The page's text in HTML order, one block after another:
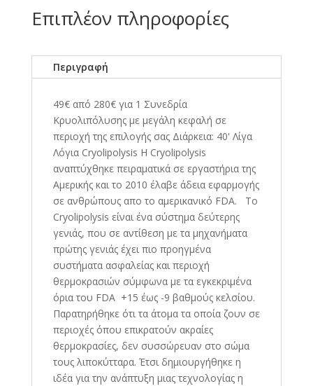
Επιπλέον πληροφορίες
Περιγραφή
49€ από 280€ για 1 Συνεδρία
Κρυολιπόλυσης με μεγάλη κεφαλή σε
περιοχή της επιλογής σας Διάρκεια: 40' Λίγα
Λόγια Cryolipolysis Η Cryolipolysis
αναπτύχθηκε πειραματικά σε εργαστήρια της
Αμερικής και το 2010 έλαβε άδεια εφαρμογής
σε ανθρώπους απο το αμερικανικό FDA. Το
Cryolipolysis είναι ένα σύστημα δεύτερης
γενιάς, που σε αντίθεση με τα μηχανήματα
πρώτης γενιάς έχει πιο προηγμένα
συστήματα ασφαλείας και περιοχή
θερμοκρασιών σύμφωνα με τα εγκεκριμένα
όρια του FDA +15 έως -9 βαθμούς κελσίου.
Παρατηρήθηκε ότι τα άτομα τα οποία ζουν σε
περιοχές όπου επικρατούν ακραίες
θερμοκρασίες, δεν συσσώρευαν στο σώμα
τους λιποκύτταρα. Έτσι δημιουργήθηκε η
ιδέα για την ανάπτυξη μιας τεχνολογίας η